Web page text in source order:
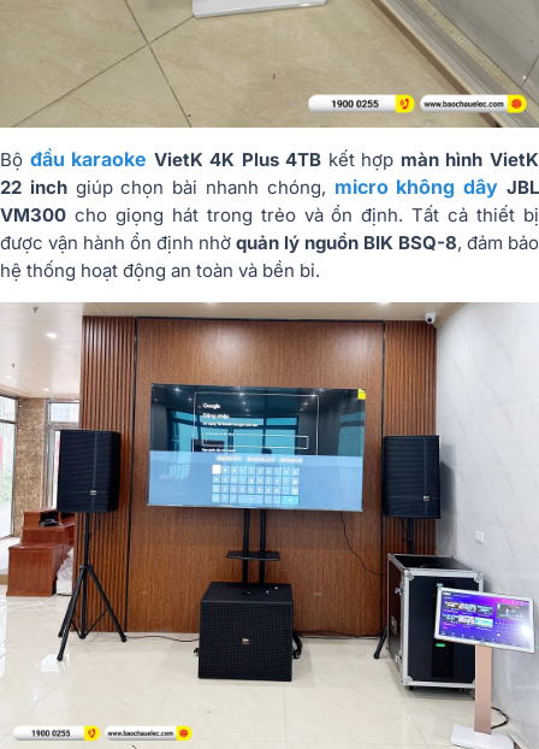
Bộ đầu karaoke VietK 4K Plus 4TB kết hợp màn hình VietK
22 inchgiúp chọn bài nhanh chóng, micro không dây JBL
VM300 cho giọng hát trong trẻo và ổn định. Tất cả thiết bị
được vận hành ổn định nhờ quản lý nguồn BIK BSQ-8, đảm bảo
hệ thống hoạt động an toàn và bền bỉ.